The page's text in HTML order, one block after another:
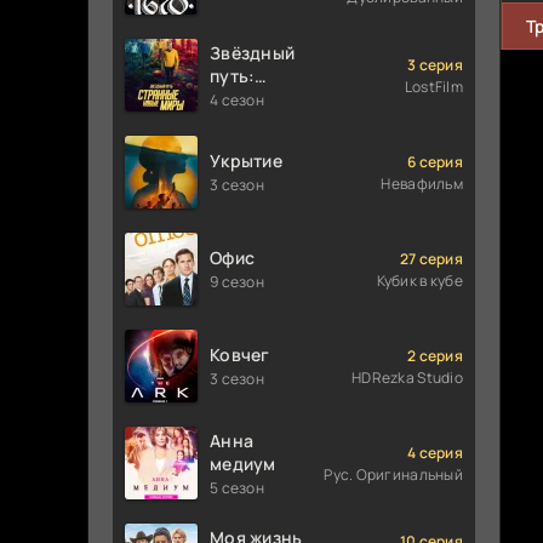
Звёздный
путь:
Странные
4 сезон
3 серия
LostFilm
Укрытие
3 сезон
6 серия
Невафильм
Офис
9 сезон
27 серия
Кубик в кубе
Ковчег
3 сезон
2 серия
HDRezka Studio
Анна
медиум
5 сезон
4 серия
Рус. Оригинальный
Моя жизнь